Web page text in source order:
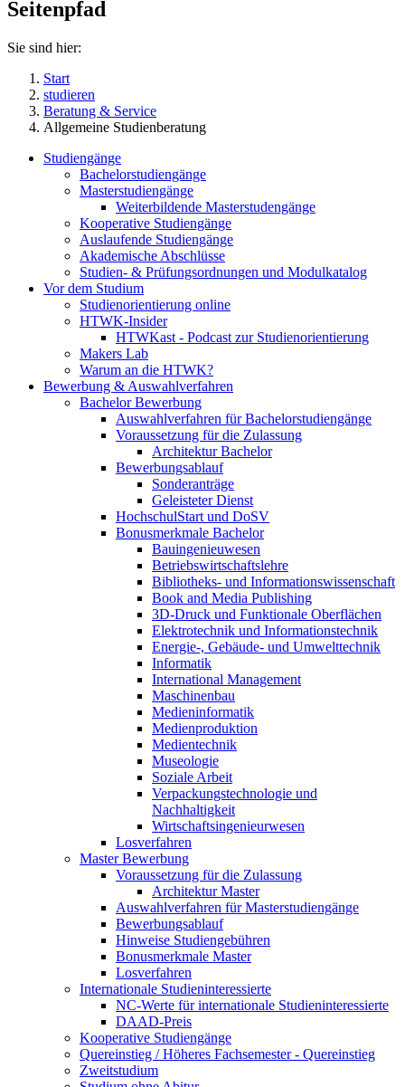
Seitenpfad
Sie sind hier:
Start
studieren
Beratung & Service
Allgemeine Studienberatung
Studiengänge
Bachelorstudiengänge
Masterstudiengänge
Weiterbildende Masterstudengänge
Kooperative Studiengänge
Auslaufende Studiengänge
Akademische Abschlüsse
Studien- & Prüfungsordnungen und Modulkatalog
Vor dem Studium
Studienorientierung online
HTWK-Insider
HTWKast - Podcast zur Studienorientierung
Makers Lab
Warum an die HTWK?
Bewerbung & Auswahlverfahren
Bachelor Bewerbung
Auswahlverfahren für Bachelorstudiengänge
Voraussetzung für die Zulassung
Architektur Bachelor
Bewerbungsablauf
Sonderanträge
Geleisteter Dienst
HochschulStart und DoSV
Bonusmerkmale Bachelor
Bauingenieuwesen
Betriebswirtschaftslehre
Bibliotheks- und Informationswissenschaft
Book and Media Publishing
3D-Druck und Funktionale Oberflächen
Elektrotechnik und Informationstechnik
Energie-, Gebäude- und Umwelttechnik
Informatik
International Management
Maschinenbau
Medieninformatik
Medienproduktion
Medientechnik
Museologie
Soziale Arbeit
Verpackungstechnologie und
Nachhaltigkeit
Wirtschaftsingenieurwesen
Losverfahren
Master Bewerbung
Voraussetzung für die Zulassung
Architektur Master
Auswahlverfahren für Masterstudiengänge
Bewerbungsablauf
Hinweise Studiengebühren
Bonusmerkmale Master
Losverfahren
Internationale Studieninteressierte
NC-Werte für internationale Studieninteressierte
DAAD-Preis
Kooperative Studiengänge
Quereinstieg / Höheres Fachsemester - Quereinstieg
Zweitstudium